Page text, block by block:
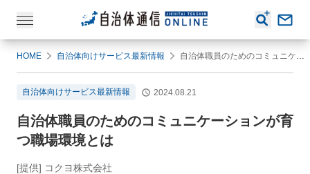
HOME 自治体向けサービス最新情報 自治体職員のためのコミュニケーションが育つ職場環境とは
自治体向けサービス最新情報 2024.08.21
自治体職員のためのコミュニケーションが育
つ職場環境とは
[提供] コクヨ株式会社